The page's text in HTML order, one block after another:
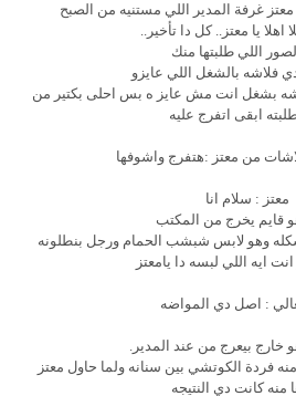
غرفة المدير اللي مستنيه من الصبح
اهلا يا معتز.. كل دا تأخير..
اللي طلبتها منك
فلاشه بالشغل اللي عايزو
بشغل انت مش عايز ه بس احلى بكتير من
طلبته ابقى اتفرج عليه
من معتز :هتفرج واشوفها
معتز : سلام انا
قايم يخرج من المكتب
وهو لابس شبشب الحمام ورجل بنطلونه
ايه اللي لبسه دا يامعتز
: اصل دي المواضه
خارج بيعرج من عند المدير.
فردة الكوتشي بين سنانه ولما حاول معتز
منه كانت دي النتيجه